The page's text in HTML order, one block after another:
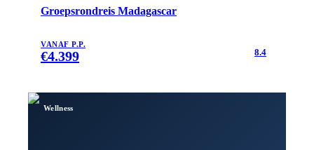
Groepsrondreis Madagascar
VANAF P.P.
€4.399 8.4
Wellness